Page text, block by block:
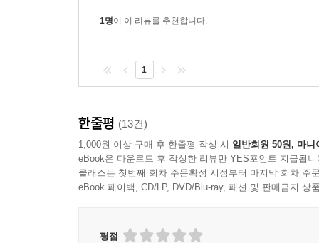
1명이 이 리뷰를 추천합니다.
1
한줄평 (13건)
1,000원 이상 구매 후 한줄평 작성 시 일반회원 50원, 마니
eBook은 다운로드 후 작성한 리뷰만 YES포인트 지급됩니
클래스는 첫번째 회차 주문확정 시점부터 마지막 회차 주
eBook 페이백, CD/LP, DVD/Blu-ray, 패션 및 판매금지 상
평점